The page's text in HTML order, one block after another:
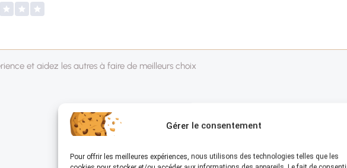
Gérer le consentement
Pour offrir les meilleures expériences, nous utilisons des technologies telles que les